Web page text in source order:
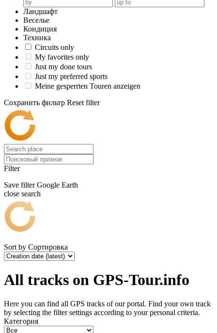
Ландшафт
Веселье
Кондиция
Техника
Circuits only
My favorites only
Just my done tours
Just my preferred sports
Meine gesperrten Touren anzeigen
Сохранить фильтр Reset filter
Filter
Save filter Google Earth
close search
Sort by Сортировка
All tracks on GPS-Tour.info
Here you can find all GPS tracks of our portal. Find your own track
by selecting the filter settings according to your personal criteria.
Категория